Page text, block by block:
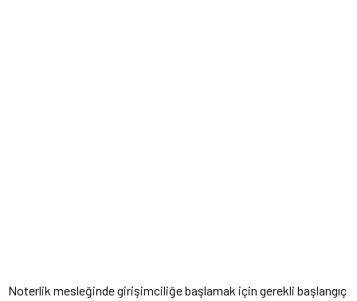
Noterlik mesleğinde girişimciliğe başlamak için gerekli başlangıç